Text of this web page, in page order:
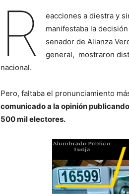
R
eacciones a diestra y
manifestaba la
senador de Alianza
general, mostraron
nacional.
Pero, faltaba el pronunciamiento
comunicado a la opinión
500 mil electores.